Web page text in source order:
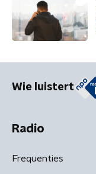
Wie luistert
Radio
Frequenties